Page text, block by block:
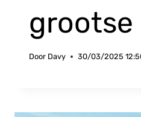
grootse
Door Davy 30/03/2025